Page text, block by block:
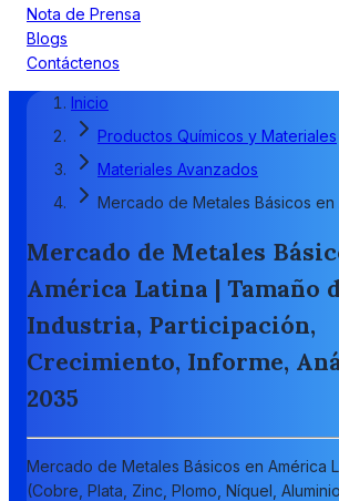
Nota de Prensa
Blogs
Contáctenos
Inicio
Productos Químicos y Materiales
Materiales Avanzados
Mercado de Metales Básicos en
Mercado de Metales
América Latina | Tamaño
Industria, Participación,
Crecimiento, Informe,
2035
Mercado de Metales Básicos en América
(Cobre, Plata, Zinc, Plomo, Níquel,